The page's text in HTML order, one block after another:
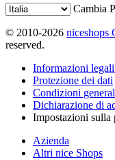
Cambia
© 2010-2026 niceshops
reserved.
Informazioni
Protezione dei dati
Condizioni
Dichiarazione di
Impostazioni sulla
Azienda
Altri nice Shops